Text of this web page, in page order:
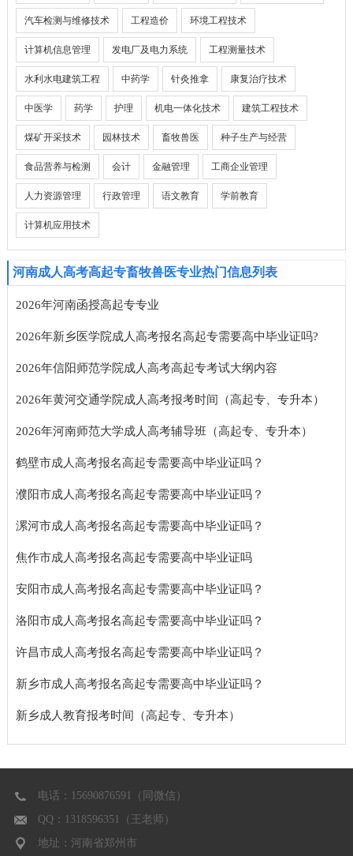
汽车检测与维修技术 工程造价 环境工程技术
计算机信息管理 发电厂及电力系统 工程测量技术
水利水电建筑工程 中药学 针灸推拿 康复治疗技术
中医学 药学 护理 机电一体化技术 建筑工程技术
煤矿开采技术 园林技术 畜牧兽医 种子生产与经营
食品营养与检测 会计 金融管理 工商企业管理
人力资源管理 行政管理 语文教育 学前教育
计算机应用技术
河南成人高考高起专畜牧兽医专业热门信息列表
2026年河南函授高起专专业
2026年新乡医学院成人高考报名高起专需要高中毕业证吗?
2026年信阳师范学院成人高考高起专考试大纲内容
2026年黄河交通学院成人高考报考时间（高起专、专升本）
2026年河南师范大学成人高考辅导班（高起专、专升本）
鹤壁市成人高考报名高起专需要高中毕业证吗？
濮阳市成人高考报名高起专需要高中毕业证吗？
漯河市成人高考报名高起专需要高中毕业证吗？
焦作市成人高考报名高起专需要高中毕业证吗
安阳市成人高考报名高起专需要高中毕业证吗？
洛阳市成人高考报名高起专需要高中毕业证吗？
许昌市成人高考报名高起专需要高中毕业证吗？
新乡市成人高考报名高起专需要高中毕业证吗？
新乡成人教育报考时间（高起专、专升本）
电话：15690876591（同微信）
QQ：1318596351（王老师）
地址：河南省郑州市